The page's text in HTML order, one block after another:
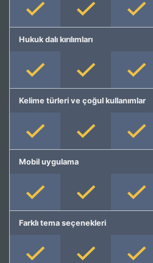
Hukuk dalı kırılımları
Kelime türleri ve çoğul kullanımlar
Mobil uygulama
Farklı tema seçenekleri